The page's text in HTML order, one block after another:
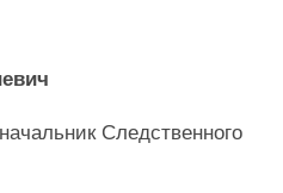
Следственного